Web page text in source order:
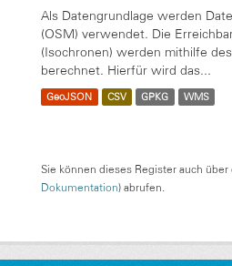
Als Datengrundlage werden
(OSM) verwendet. Die
(Isochronen) werden mithilfe
berechnet. Hierfür wird das...
GeoJSON CSV GPKG WMS
Sie können dieses Register auch über
Dokumentation) abrufen.